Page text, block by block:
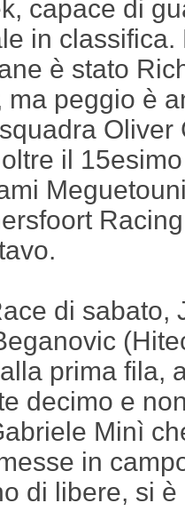
capace di
in
è stato
ma peggio è
Oliver
il
di sabato,
prima fila,
decimo e
Minì
in
di libere, si